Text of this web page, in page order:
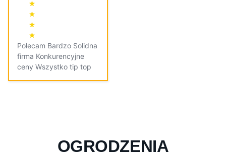
Polecam Bardzo Solidna
firma Konkurencyjne
ceny Wszystko tip top
OGRODZENIA